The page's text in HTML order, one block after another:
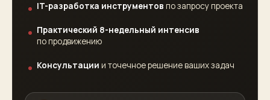
IT-разработка инструментов по запросу проекта
Практический 8-недельный интенсив
по продвижению
Консультации и точечное решение ваших задач